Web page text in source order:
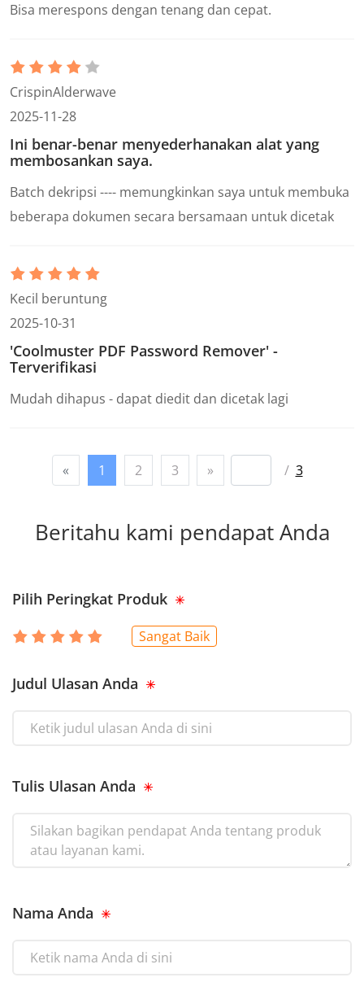
Bisa merespons dengan tenang dan cepat.
CrispinAlderwave
2025-11-28
Ini benar-benar menyederhanakan alat yang
membosankan saya.
Batch dekripsi ---- memungkinkan saya untuk membuka
beberapa dokumen secara bersamaan untuk dicetak
Kecil beruntung
2025-10-31
'Coolmuster PDF Password Remover' -
Terverifikasi
Mudah dihapus - dapat diedit dan dicetak lagi
« 1 2 3 » / 3
Beritahu kami pendapat Anda
Pilih Peringkat Produk
Sangat Baik
Judul Ulasan Anda
Tulis Ulasan Anda
Nama Anda